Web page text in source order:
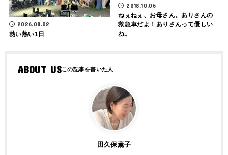
2026.08.02
熱い熱い1日
2018.10.06
ねぇねぇ、お母さん。ありさんの
救急車だよ！ありさんって優しい
ね。
ABOUT US
田久保薫子